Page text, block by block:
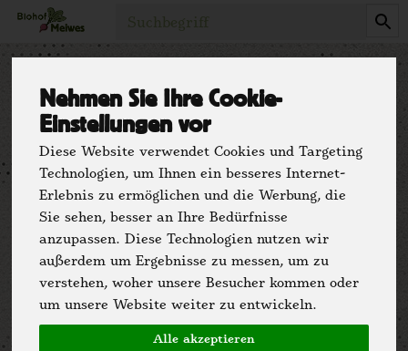
Nehmen Sie Ihre Cookie-
Einstellungen vor
Diese Website verwendet Cookies und Targeting
Technologien, um Ihnen ein besseres Internet-
Erlebnis zu ermöglichen und die Werbung, die
Sie sehen, besser an Ihre Bedürfnisse
anzupassen. Diese Technologien nutzen wir
außerdem um Ergebnisse zu messen, um zu
verstehen, woher unsere Besucher kommen oder
um unsere Website weiter zu entwickeln.
Alle akzeptieren
Produkt
Bitte tragen Sie hier Ihre E-Mail-Adresse ein.
Wir senden Ihnen umgehend einen Link zu, über
den Sie Ihre E-Mail-Adresse verifizieren und ein
neues Passwort vergeben können.
Bitte kontrollieren Sie auch den SPAM-Ordner
Ihres E-Mail-Postfaches.
Sollten Sie bei uns noch kein registrierter Shop-
Kunde sein, melden Sie sich bitte zuerst als
Neukunde an oder kontaktieren Sie unsere
Hotline.